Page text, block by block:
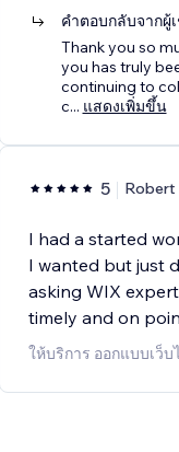
คำตอบกลับจากผู้
Thank you so
you has truly
continuing to
c... แสดงเพิ่มขึ้น
5 Robert
I had a started
I wanted but just
asking WIX
timely and on
ให้บริการ ออกแบบเว็